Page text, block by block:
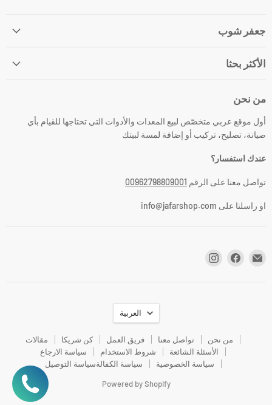
جعفر شوب
الأكثر بحثا
من نحن
أول موقع عربي متخصّص لبيع المعدات والأدوات التي تحتاجها للقيام بأي
صيانة، تصليح، تركيب أو إضافة لمسة لبيتك
عندك استفسار؟
تواصل معنا على الرقم 00962798809001
او راسلنا على info@jafarshop.com
اللغةالعربية
من نحن تواصل معنا فريق العمل كن شريكا
مقالات
الأسئلة الشائعة
شروط الاستخدام
سياسة الارجاع
سياسة الخصوصية
سياسة الكفالةسياسة التوصيل
Powered by Shopify